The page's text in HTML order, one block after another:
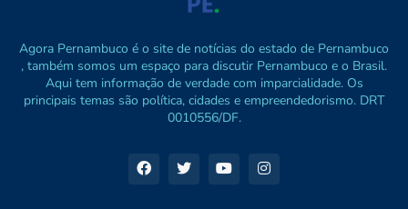
Agora Pernambuco é o site de notícias do estado de Pernambuco
, também somos um espaço para discutir Pernambuco e o Brasil.
Aqui tem informação de verdade com imparcialidade. Os
principais temas são política, cidades e empreendedorismo. DRT
0010556/DF.